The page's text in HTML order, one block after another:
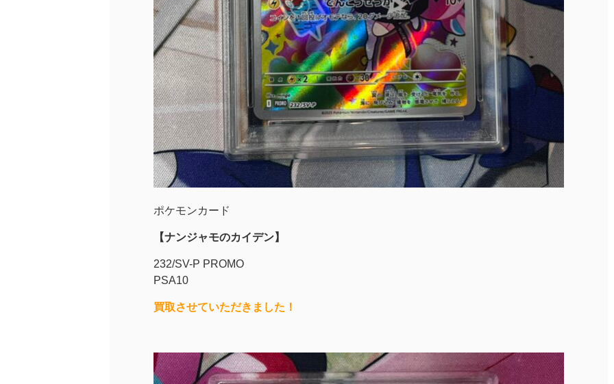
ポケモンカード
【ナンジャモのカイデン】
232/SV-P PROMO
PSA10
買取させていただきました！